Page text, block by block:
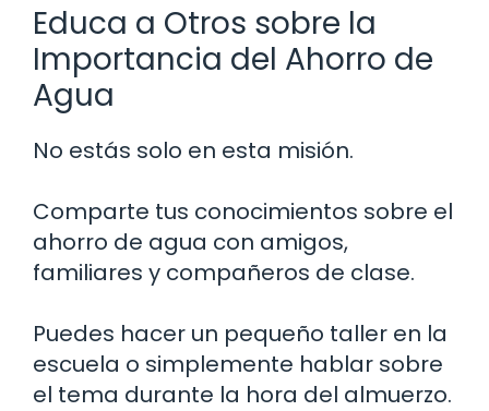
Educa a Otros sobre la
Importancia del Ahorro de
Agua
No estás solo en esta misión.
Comparte tus conocimientos sobre el
ahorro de agua con amigos,
familiares y compañeros de clase.
Puedes hacer un pequeño taller en la
escuela o simplemente hablar sobre
el tema durante la hora del almuerzo.